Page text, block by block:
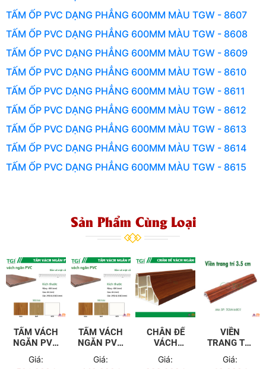
TẤM ỐP PVC DẠNG PHẲNG 600MM MÀU TGW - 8607
TẤM ỐP PVC DẠNG PHẲNG 600MM MÀU TGW - 8608
TẤM ỐP PVC DẠNG PHẲNG 600MM MÀU TGW - 8609
TẤM ỐP PVC DẠNG PHẲNG 600MM MÀU TGW - 8610
TẤM ỐP PVC DẠNG PHẲNG 600MM MÀU TGW - 8611
TẤM ỐP PVC DẠNG PHẲNG 600MM MÀU TGW - 8612
TẤM ỐP PVC DẠNG PHẲNG 600MM MÀU TGW - 8613
TẤM ỐP PVC DẠNG PHẲNG 600MM MÀU TGW - 8614
TẤM ỐP PVC DẠNG PHẲNG 600MM MÀU TGW - 8615
Sản Phẩm Cùng Loại
TẤM VÁCH
NGĂN PVC
Giá:
TẤM VÁCH
NGĂN PVC
Giá:
CHÂN ĐẾ
VÁCH
Giá:
VIỀN
TRANG TRÍ
TGW -
Giá: